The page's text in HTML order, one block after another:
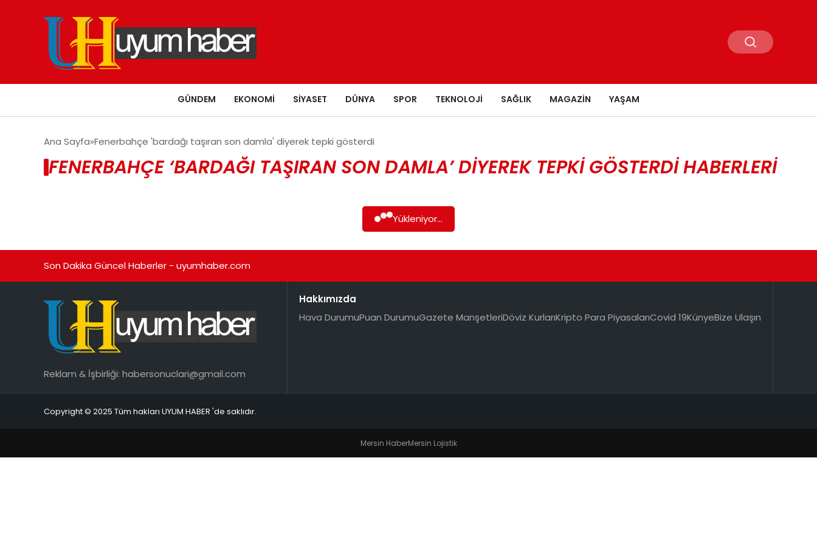
GÜNDEM EKONOMI SIYASET DÜNYA SPOR TEKNOLOJI SAĞLIK MAGAZIN YAŞAM
Ana Sayfa Fenerbahçe 'bardağı taşıran son damla' diyerek tepki gösterdi
FENERBAHÇE ‘BARDAĞI TAŞIRAN SON DAMLA’ DIYEREK TEPKI GÖSTERDI HABERLERI
Yükleniyor...
Son Dakika Güncel Haberler - uyumhaber.com
Reklam & İşbirliği: habersonuclari@gmail.com
Hakkımızda
Hava DurumuPuan DurumuGazete ManşetleriDöviz KurlarıKripto Para PiyasalarıCovid 19KünyeBize Ulaşın
Copyright © 2025 Tüm hakları UYUM HABER 'de saklıdır.
Mersin HaberMersin Lojistik